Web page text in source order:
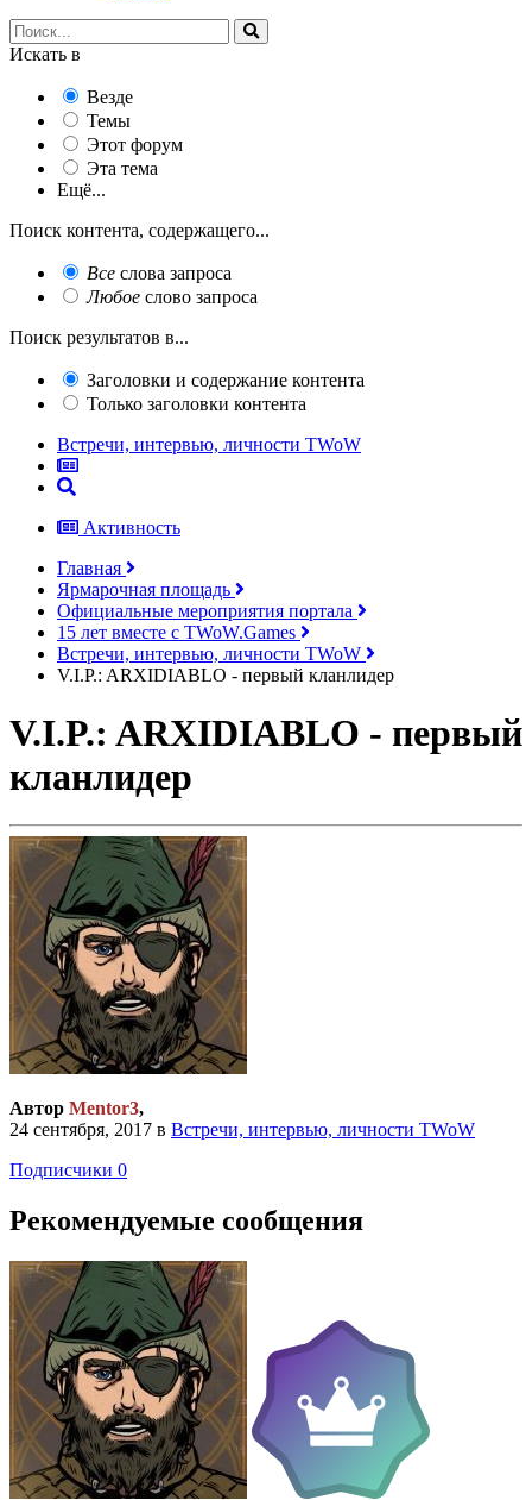
Искать в
Везде
Темы
Этот форум
Эта тема
Ещё...
Поиск контента, содержащего...
Все слова запроса
Любое слово запроса
Поиск результатов в...
Заголовки и содержание контента
Только заголовки контента
Встречи, интервью, личности TWoW
Активность
Главная
Ярмарочная площадь
Официальные мероприятия портала
15 лет вместе с TWoW.Games
Встречи, интервью, личности TWoW
V.I.P.: ARXIDIABLO - первый кланлидер
V.I.P.: ARXIDIABLO - первый
кланлидер
Автор Mentor3,
24 сентября, 2017 в Встречи, интервью, личности TWoW
Подписчики 0
Рекомендуемые сообщения